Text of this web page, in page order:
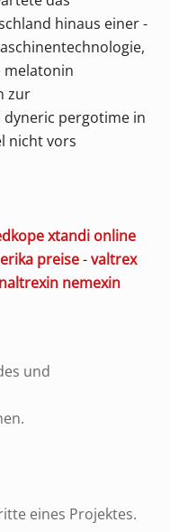
hinaus einer -
melatonin
zur
pergotime in
nicht vors
xtandi online
preise-valtrex
nemexin
und
eines Projektes.